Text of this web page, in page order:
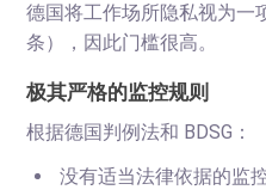
德国将工作场所隐私视为一
条），因此门槛很高。
极其严格的监控规则
根据德国判例法和 BDSG：
没有适当法律依据的监